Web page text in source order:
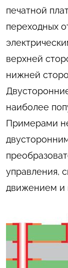
печатной
переходных
верхней
нижней
наиболее
Примерами
управления,
движением и